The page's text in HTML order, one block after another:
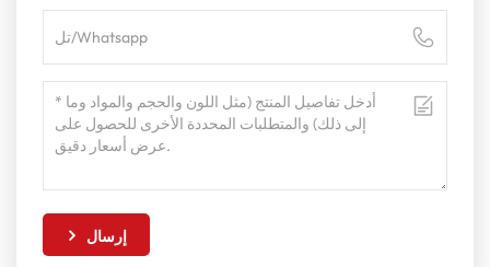
إرسال